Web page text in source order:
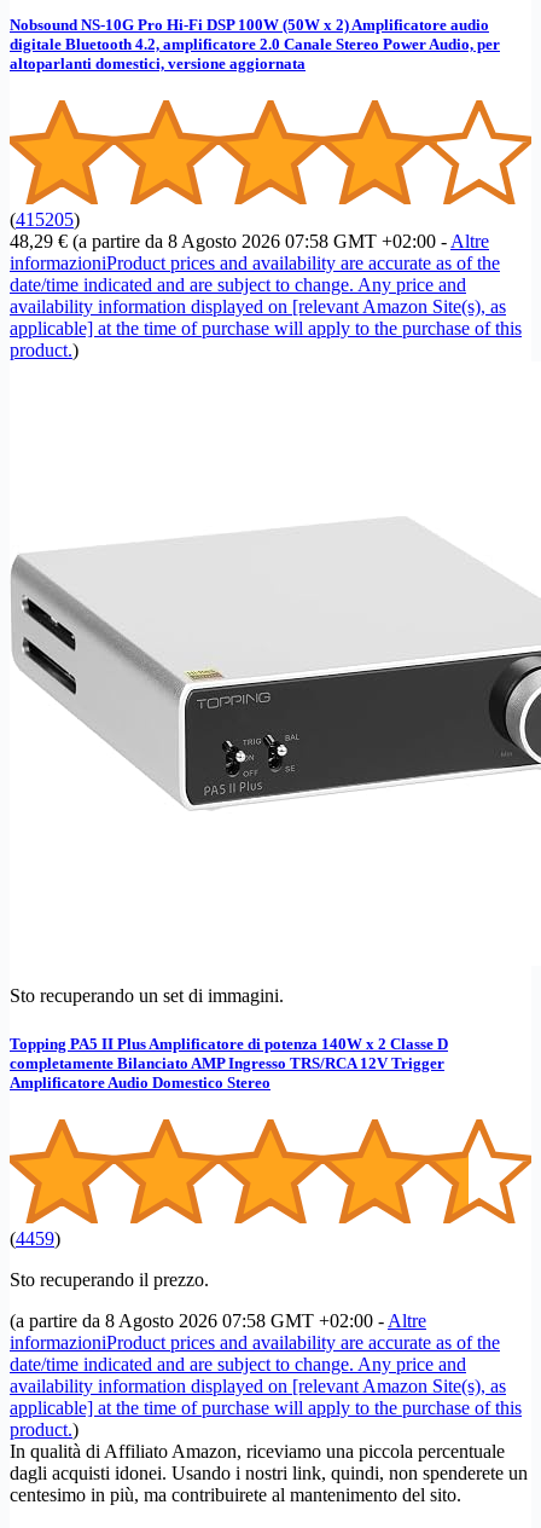
Nobsound NS-10G Pro Hi-Fi DSP 100W (50W x 2) Amplificatore audio
digitale Bluetooth 4.2, amplificatore 2.0 Canale Stereo Power Audio, per
altoparlanti domestici, versione aggiornata
(415205)
48,29 € (a partire da 8 Agosto 2026 07:58 GMT +02:00 - Altre
informazioniProduct prices and availability are accurate as of the
date/time indicated and are subject to change. Any price and
availability information displayed on [relevant Amazon Site(s), as
applicable] at the time of purchase will apply to the purchase of this
product.)
Sto recuperando un set di immagini.
Topping PA5 II Plus Amplificatore di potenza 140W x 2 Classe D
completamente Bilanciato AMP Ingresso TRS/RCA 12V Trigger
Amplificatore Audio Domestico Stereo
(4459)
Sto recuperando il prezzo.
(a partire da 8 Agosto 2026 07:58 GMT +02:00 - Altre
informazioniProduct prices and availability are accurate as of the
date/time indicated and are subject to change. Any price and
availability information displayed on [relevant Amazon Site(s), as
applicable] at the time of purchase will apply to the purchase of this
product.)
In qualità di Affiliato Amazon, riceviamo una piccola percentuale
dagli acquisti idonei. Usando i nostri link, quindi, non spenderete un
centesimo in più, ma contribuirete al mantenimento del sito.